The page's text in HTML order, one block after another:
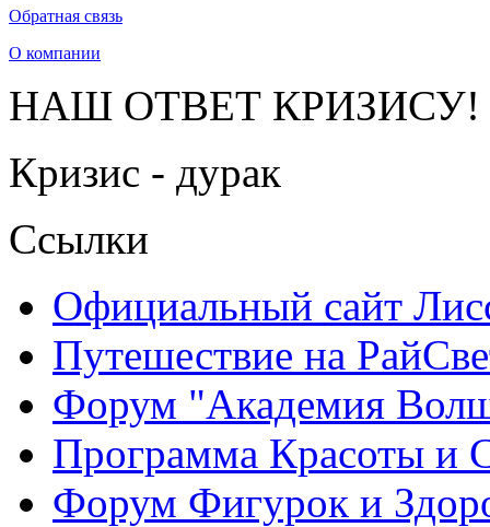
Обратная связь
О компании
НАШ ОТВЕТ КРИЗИСУ!
Кризис - дурак
Ссылки
Официальный сайт
Путешествие на
Форум "Академия
Программа Красоты и
Форум Фигурок и